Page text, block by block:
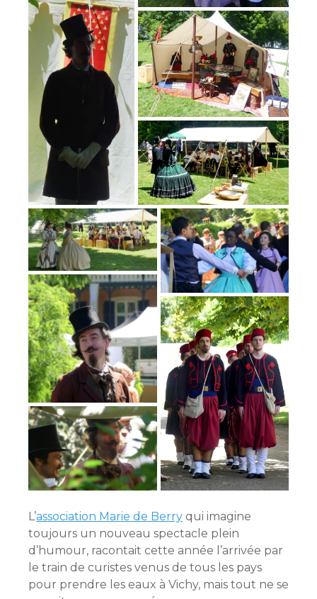
L’association Marie de Berry qui imagine
toujours un nouveau spectacle plein
d’humour, racontait cette année l’arrivée par
le train de curistes venus de tous les pays
pour prendre les eaux à Vichy, mais tout ne se